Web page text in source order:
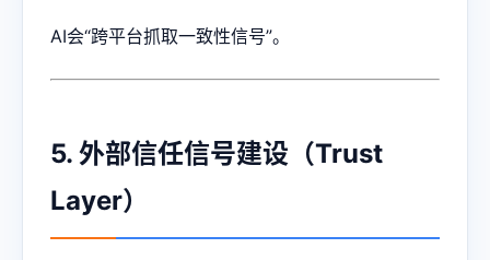
AI会“跨平台抓取一致性信号”。
5. 外部信任信号建设（Trust
Layer）